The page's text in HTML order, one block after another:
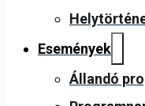
Események
Állandó